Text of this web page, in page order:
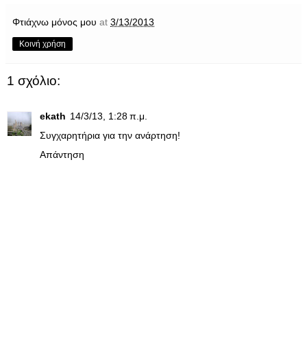
Φτιάχνω μόνος μου at 3/13/2013
Κοινή χρήση
1 σχόλιο:
ekath 14/3/13, 1:28 π.μ.
Συγχαρητήρια για την ανάρτηση!
Απάντηση